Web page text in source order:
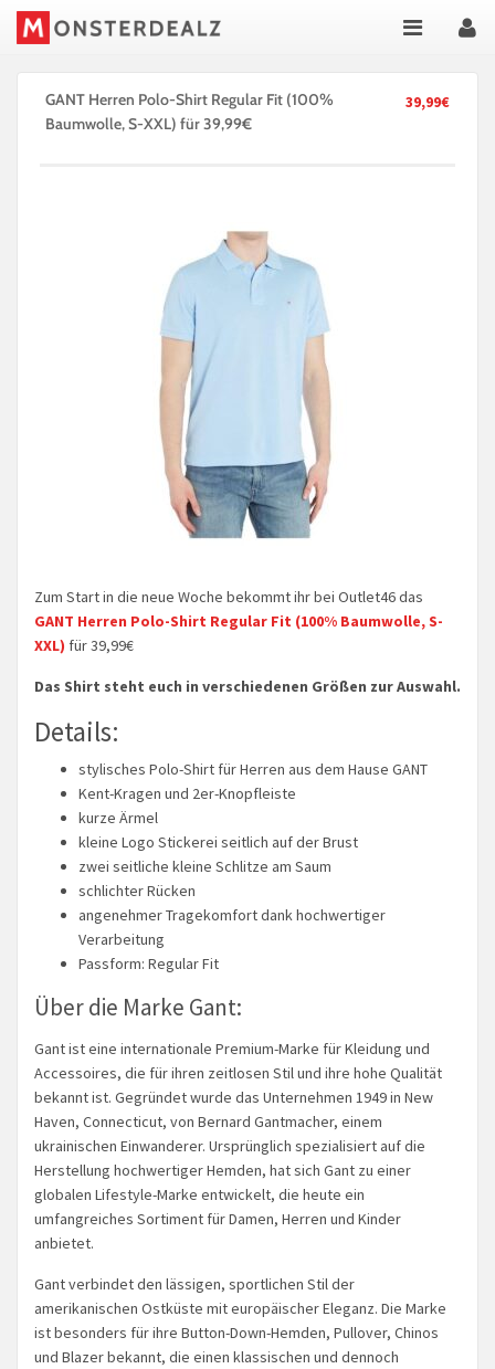
39,99€
GANT Herren Polo-Shirt Regular Fit (100%
Baumwolle, S-XXL) für 39,99€
Zum Start in die neue Woche bekommt ihr bei Outlet46 das
GANT Herren Polo-Shirt Regular Fit (100% Baumwolle, S-
XXL) für 39,99€
Das Shirt steht euch in verschiedenen Größen zur Auswahl.
Details:
stylisches Polo-Shirt für Herren aus dem Hause GANT
Kent-Kragen und 2er-Knopfleiste
kurze Ärmel
kleine Logo Stickerei seitlich auf der Brust
zwei seitliche kleine Schlitze am Saum
schlichter Rücken
angenehmer Tragekomfort dank hochwertiger
Verarbeitung
Passform: Regular Fit
Über die Marke Gant:
Gant ist eine internationale Premium-Marke für Kleidung und
Accessoires, die für ihren zeitlosen Stil und ihre hohe Qualität
bekannt ist. Gegründet wurde das Unternehmen 1949 in New
Haven, Connecticut, von Bernard Gantmacher, einem
ukrainischen Einwanderer. Ursprünglich spezialisiert auf die
Herstellung hochwertiger Hemden, hat sich Gant zu einer
globalen Lifestyle-Marke entwickelt, die heute ein
umfangreiches Sortiment für Damen, Herren und Kinder
anbietet.
Gant verbindet den lässigen, sportlichen Stil der
amerikanischen Ostküste mit europäischer Eleganz. Die Marke
ist besonders für ihre Button-Down-Hemden, Pullover, Chinos
und Blazer bekannt, die einen klassischen und dennoch